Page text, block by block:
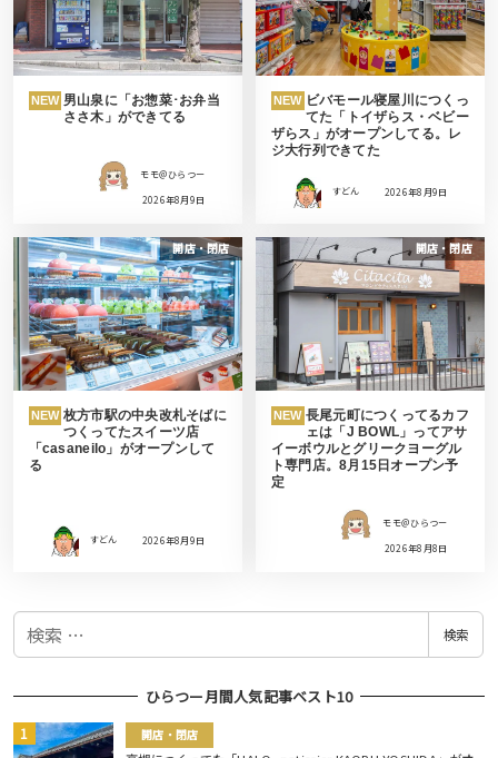
NEW 男山泉に「お惣菜･お弁当
ささ木」ができてる
モモ＠ひらつー
2026年8月9日
NEW ビバモール寝屋川につくっ
てた「トイザらス・ベビー
ザらス」がオープンしてる。レ
ジ大行列できてた
すどん 2026年8月9日
開店・閉店
NEW 枚方市駅の中央改札そばに
つくってたスイーツ店
「casaneilo」がオープンして
る
すどん 2026年8月9日
開店・閉店
NEW 長尾元町につくってるカフ
ェは「J BOWL」ってアサ
イーボウルとグリークヨーグル
ト専門店。8月15日オープン予
定
モモ＠ひらつー
2026年8月8日
検
検索
ひらつー月間人気記事ベスト10
開店・閉店